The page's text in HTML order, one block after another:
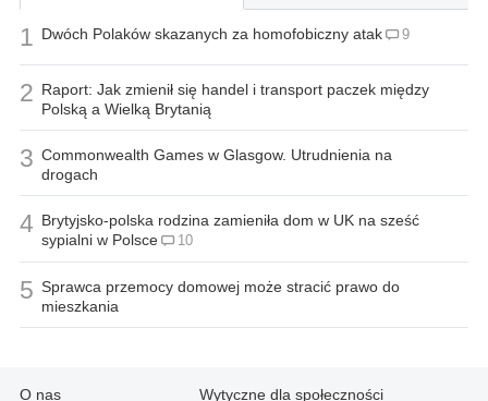
1 Dwóch Polaków skazanych za homofobiczny atak 9
2 Raport: Jak zmienił się handel i transport paczek między
Polską a Wielką Brytanią
3 Commonwealth Games w Glasgow. Utrudnienia na
drogach
4 Brytyjsko-polska rodzina zamieniła dom w UK na sześć
sypialni w Polsce
10
5 Sprawca przemocy domowej może stracić prawo do
mieszkania
O nas Wytyczne dla społeczności